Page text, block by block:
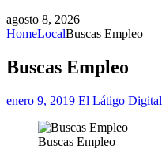
agosto 8, 2026
HomeLocalBuscas Empleo
Buscas Empleo
enero 9, 2019 El Látigo Digital
Buscas Empleo